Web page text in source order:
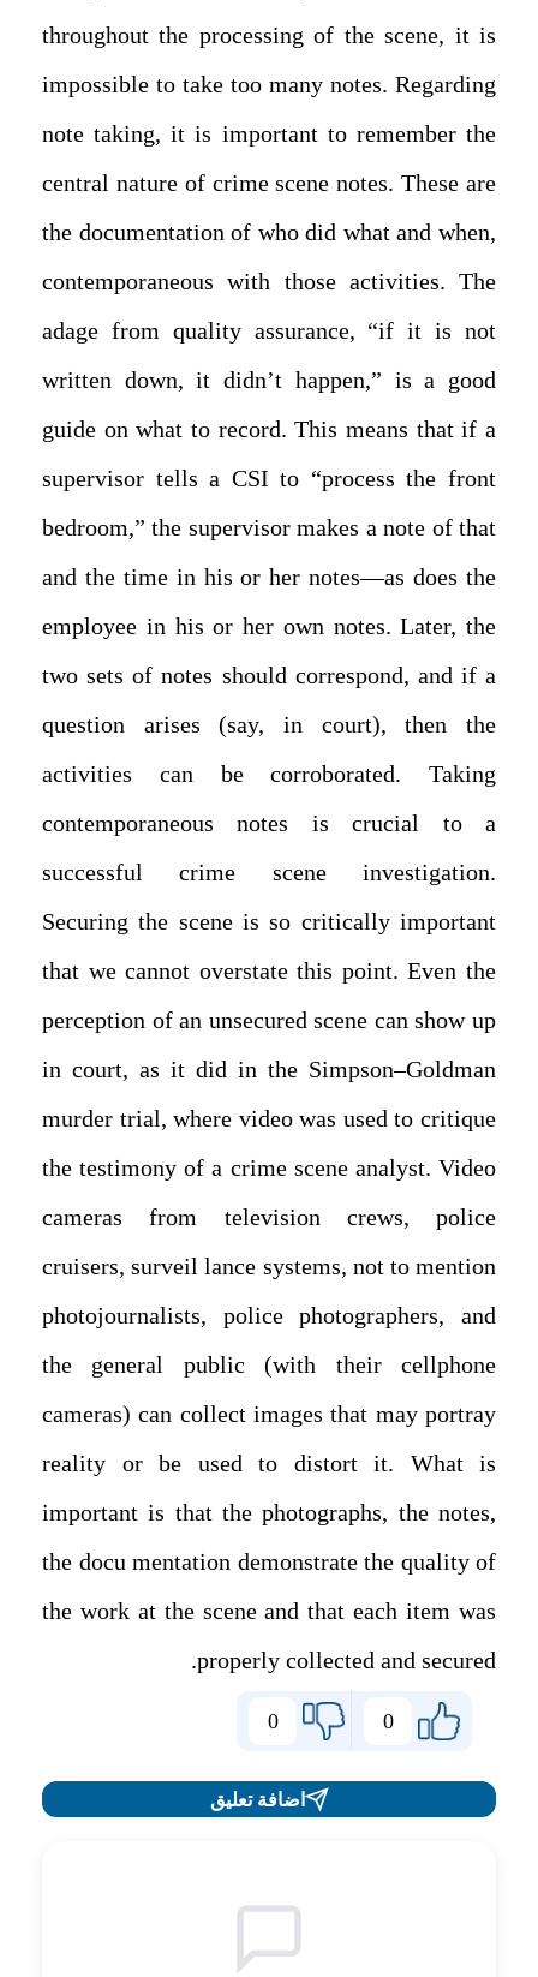
throughout the processing of the scene, it is
impossible to take too many notes. Regarding
note taking, it is important to remember the
central nature of crime scene notes. These are
the documentation of who did what and when,
contemporaneous with those activities. The
adage from quality assurance, “if it is not
written down, it didn’t happen,” is a good
guide on what to record. This means that if a
supervisor tells a CSI to “process the front
bedroom,” the supervisor makes a note of that
and the time in his or her notes—as does the
employee in his or her own notes. Later, the
two sets of notes should correspond, and if a
question arises (say, in court), then the
activities can be corroborated. Taking
contemporaneous notes is crucial to a
successful crime scene investigation.
Securing the scene is so critically important
that we cannot overstate this point. Even the
perception of an unsecured scene can show up
in court, as it did in the Simpson–Goldman
murder trial, where video was used to critique
the testimony of a crime scene analyst. Video
cameras from television crews, police
cruisers, surveil lance systems, not to mention
photojournalists, police photographers, and
the general public (with their cellphone
cameras) can collect images that may portray
reality or be used to distort it. What is
important is that the photographs, the notes,
the docu mentation demonstrate the quality of
the work at the scene and that each item was
properly collected and secured.
0
0
اضافة تعليق